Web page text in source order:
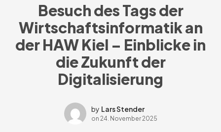
Besuch des Tags der
Wirtschaftsinformatik an
der HAW Kiel – Einblicke in
die Zukunft der
Digitalisierung
by Lars Stender
on 24. November 2025